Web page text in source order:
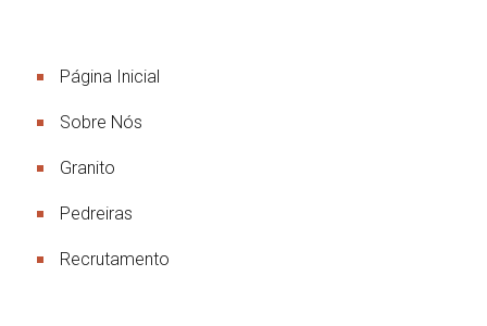
Página Inicial
Sobre Nós
Granito
Pedreiras
Recrutamento